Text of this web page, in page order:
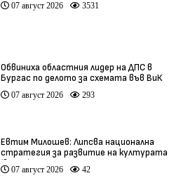
07 август 2026 3531
Обвиниха областния лидер на ДПС в
Бургас по делото за схемата във ВиК
07 август 2026 293
Евтим Милошев: Липсва национална
стратегия за развитие на културата
(видео)
07 август 2026 42